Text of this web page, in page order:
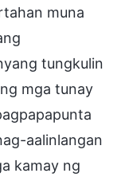
muna
tungkulin
mga tunay
aalinlangan
kamay ng